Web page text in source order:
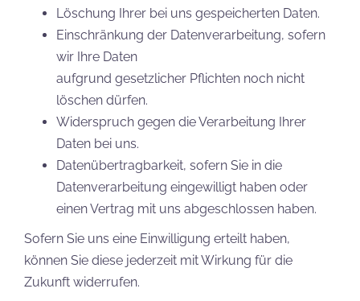
Löschung Ihrer bei uns gespeicherten Daten.
Einschränkung der Datenverarbeitung, sofern
wir Ihre Daten
aufgrund gesetzlicher Pflichten noch nicht
löschen dürfen.
Widerspruch gegen die Verarbeitung Ihrer
Daten bei uns.
Datenübertragbarkeit, sofern Sie in die
Datenverarbeitung eingewilligt haben oder
einen Vertrag mit uns abgeschlossen haben.
Sofern Sie uns eine Einwilligung erteilt haben,
können Sie diese jederzeit mit Wirkung für die
Zukunft widerrufen.